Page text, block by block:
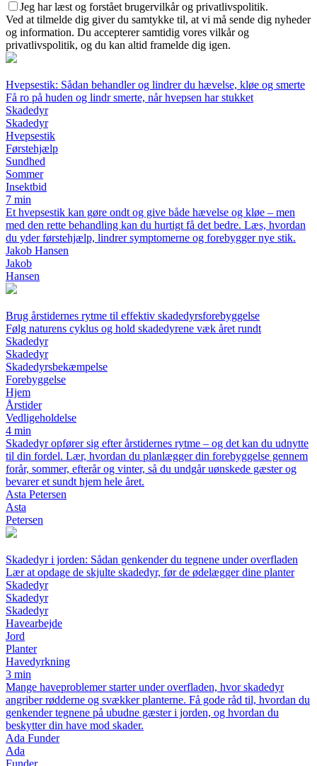
Jeg har læst og forstået brugervilkår og privatlivspolitik.
Ved at tilmelde dig giver du samtykke til, at vi må sende dig nyheder
og information. Du accepterer samtidig vores vilkår og
privatlivspolitik, og du kan altid framelde dig igen.
Hvepsestik: Sådan behandler og lindrer du hævelse, kløe og smerte
Få ro på huden og lindr smerte, når hvepsen har stukket
Skadedyr
Skadedyr
Hvepsestik
Førstehjælp
Sundhed
Sommer
Insektbid
7 min
Et hvepsestik kan gøre ondt og give både hævelse og kløe – men
med den rette behandling kan du hurtigt få det bedre. Læs, hvordan
du yder førstehjælp, lindrer symptomerne og forebygger nye stik.
Jakob Hansen
Jakob
Hansen
Brug årstidernes rytme til effektiv skadedyrsforebyggelse
Følg naturens cyklus og hold skadedyrene væk året rundt
Skadedyr
Skadedyr
Skadedyrsbekæmpelse
Forebyggelse
Hjem
Årstider
Vedligeholdelse
4 min
Skadedyr opfører sig efter årstidernes rytme – og det kan du udnytte
til din fordel. Lær, hvordan du planlægger din forebyggelse gennem
forår, sommer, efterår og vinter, så du undgår uønskede gæster og
bevarer et sundt hjem hele året.
Asta Petersen
Asta
Petersen
Skadedyr i jorden: Sådan genkender du tegnene under overfladen
Lær at opdage de skjulte skadedyr, før de ødelægger dine planter
Skadedyr
Skadedyr
Skadedyr
Havearbejde
Jord
Planter
Havedyrkning
3 min
Mange haveproblemer starter under overfladen, hvor skadedyr
angriber rødderne og svækker planterne. Få gode råd til, hvordan du
genkender tegnene på ubudne gæster i jorden, og hvordan du
beskytter din have mod skader.
Ada Funder
Ada